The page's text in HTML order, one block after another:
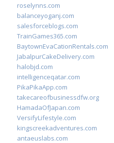
roselynns.com
balanceyoganj.com
salesforceblogs.com
TrainGames365.com
BaytownEvaCationRentals.com
JabalpurCakeDelivery.com
halobjd.com
intelligenceqatar.com
PikaPikaApp.com
takecareofbusinessdfw.org
HamadaOfJapan.com
VersifyLifestyle.com
kingscreekadventures.com
antaeuslabs.com